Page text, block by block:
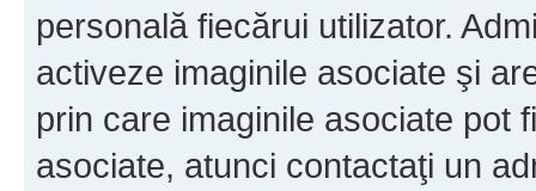
personală fiecărui utilizator.
activeze imaginile asociate şi
prin care imaginile asociate pot
asociate, atunci contactaţi un